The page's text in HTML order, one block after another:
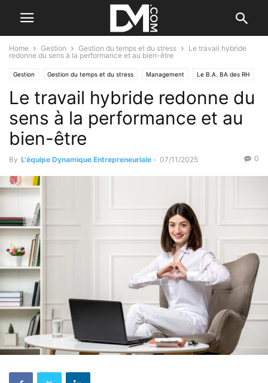
Home Gestion Gestion du temps et du stress
Le travail hybride
redonne du sens à la performance et au bien-être
Gestion Gestion du temps et du stress Management Le B.A. BA des RH
Tendance Par les nouvelles tendances
Le travail hybride redonne du
sens à la performance et au
bien-être
By L'équipe Dynamique Entrepreneuriale - 07/11/2025 0